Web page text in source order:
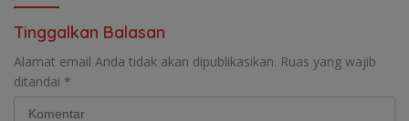
Tinggalkan Balasan
Alamat email Anda tidak akan dipublikasikan. Ruas yang wajib
ditandai *